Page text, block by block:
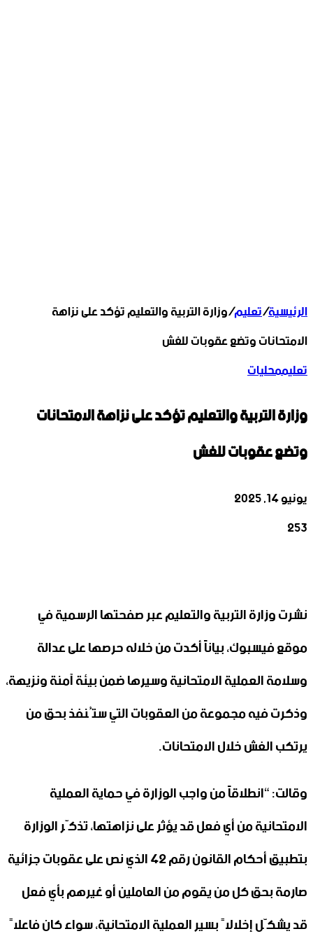
الرئيسية/تعليم/وزارة التربية والتعليم تؤكد على نزاهة
الامتحانات وتضع عقوبات للغش
تعليممحليات
وزارة التربية والتعليم تؤكد على نزاهة الامتحانات
وتضع عقوبات للغش
يونيو 14, 2025
253
نشرت وزارة التربية والتعليم عبر صفحتها الرسمية في
موقع فيسبوك، بياناً أكدت من خلاله حرصها على عدالة
وسلامة العملية الامتحانية وسيرها ضمن بيئة آمنة ونزيهة،
وذكرت فيه مجموعة من العقوبات التي ستُنفذ بحق من
يرتكب الغش خلال الامتحانات.
وقالت: “انطلاقاً من واجب الوزارة في حماية العملية
الامتحانية من أي فعل قد يؤثر على نزاهتها، تذكّر الوزارة
بتطبيق أحكام القانون رقم 42 الذي نص على عقوبات جزائية
صارمة بحق كل من يقوم من العاملين أو غيرهم بأي فعل
قد يشكّل إخلالاً بسير العملية الامتحانية، سواء كان فاعلاً